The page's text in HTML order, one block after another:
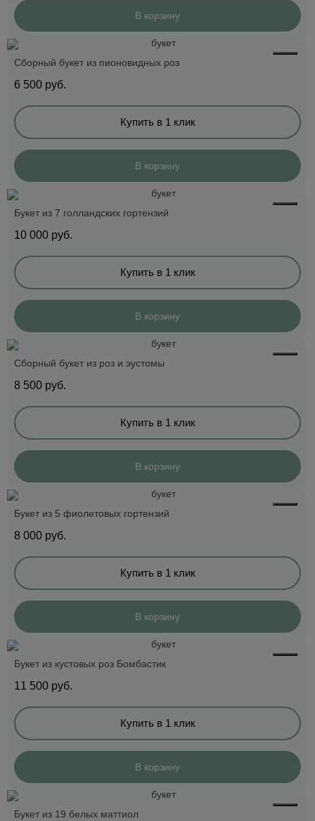
В корзину
Сборный букет из пионовидных роз
6 500 руб.
Купить в 1 клик
В корзину
Букет из 7 голландских гортензий
10 000 руб.
Купить в 1 клик
В корзину
Сборный букет из роз и эустомы
8 500 руб.
Купить в 1 клик
В корзину
Букет из 5 фиолетовых гортензий
8 000 руб.
Купить в 1 клик
В корзину
Букет из кустовых роз Бомбастик
11 500 руб.
Купить в 1 клик
В корзину
Букет из 19 белых маттиол